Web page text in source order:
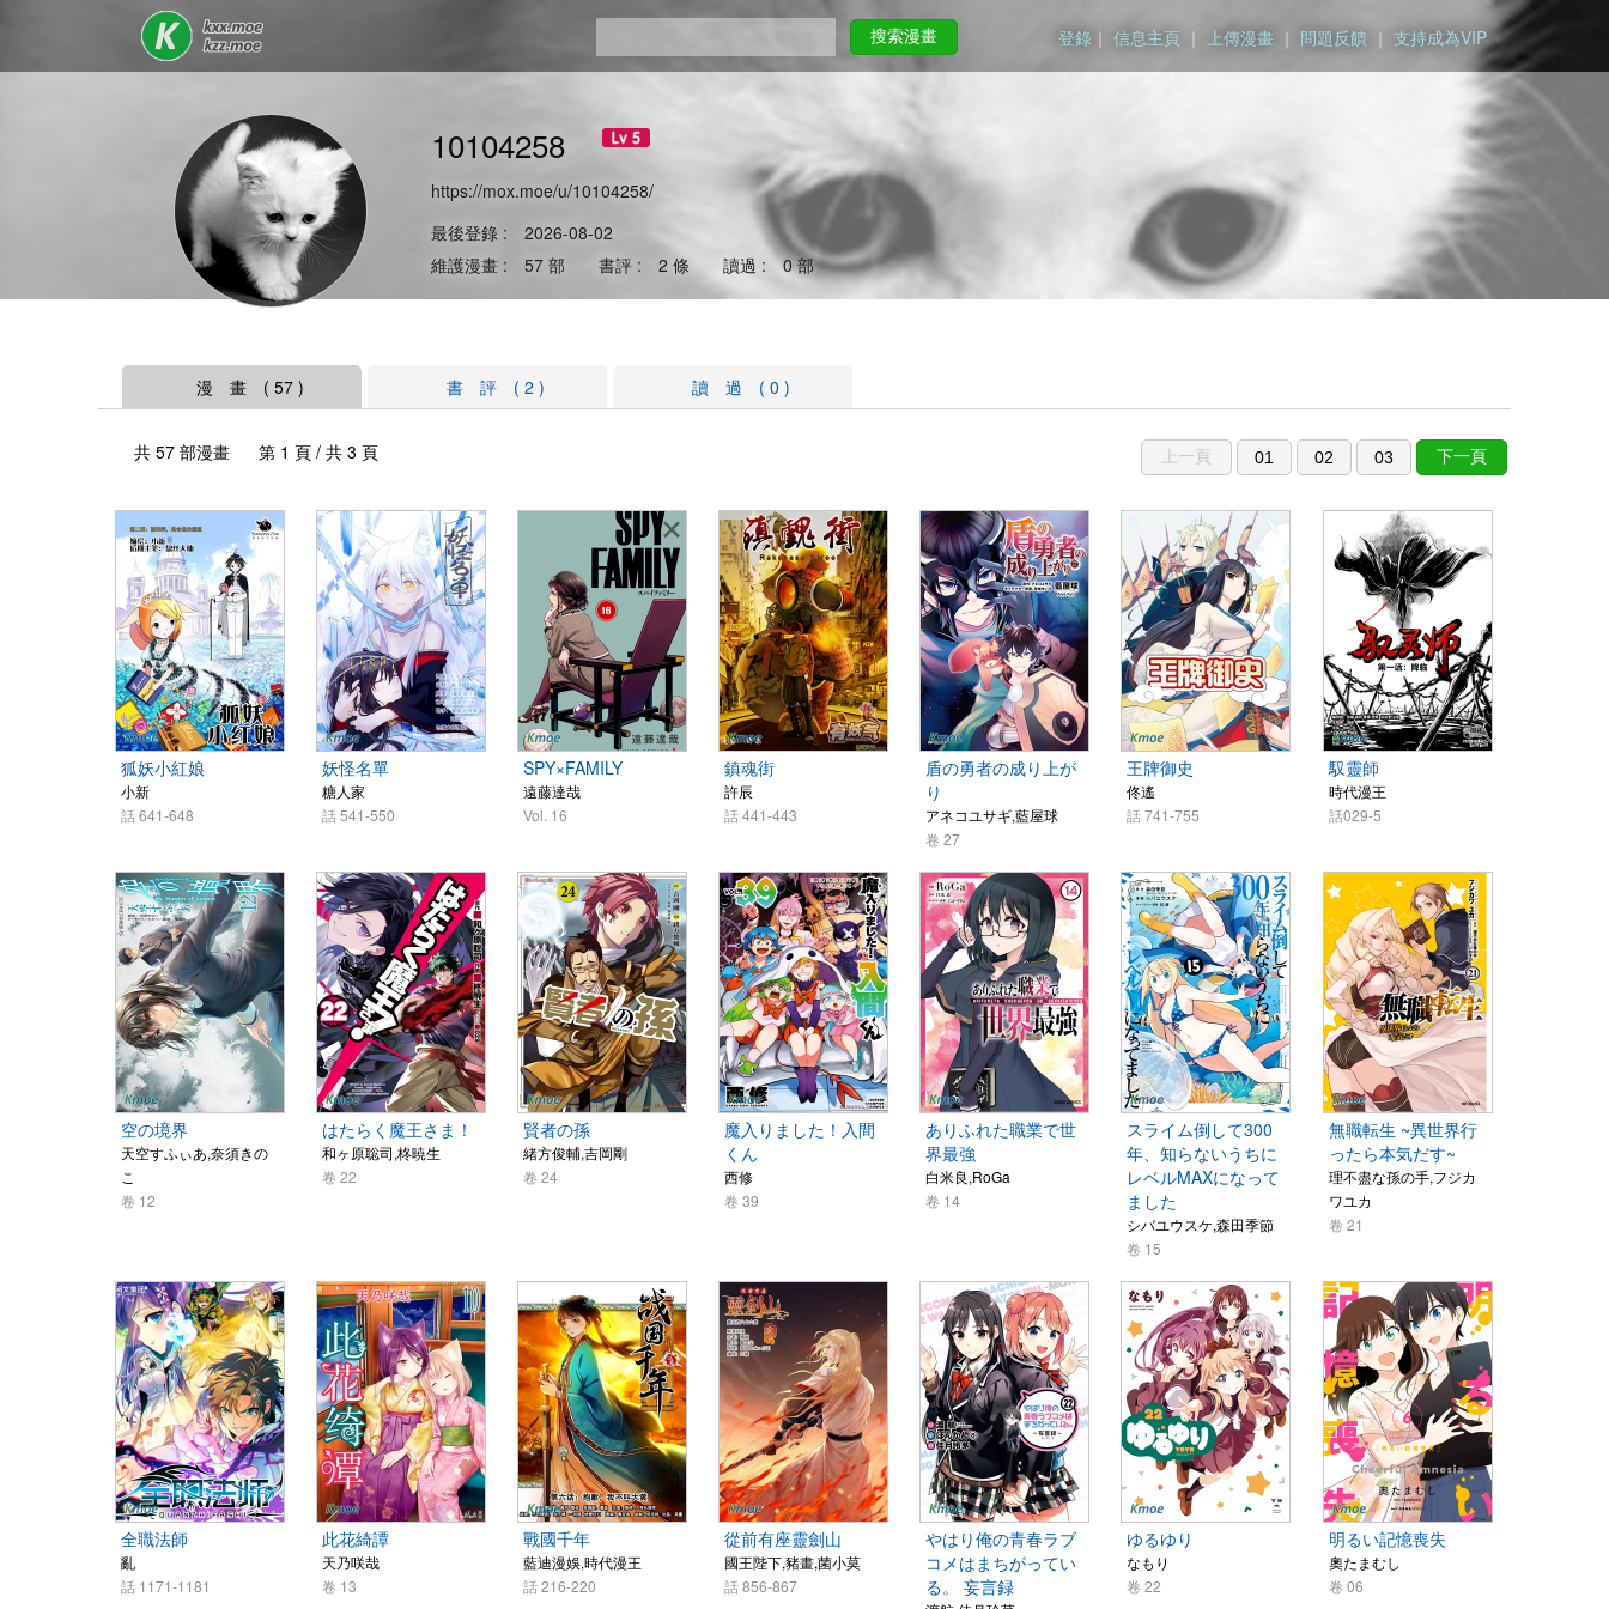
搜索漫畫 登錄 ｜ 信息主頁 ｜ 上傳漫畫 ｜ 問題反饋 ｜ 支持成為VIP
10104258
https://mox.moe/u/10104258/
最後登錄 : 2026-08-02
維護漫畫 : 57 部 書評 : 2 條 讀過 : 0 部
漫 畫 ( 57 ) 書 評 ( 2 ) 讀 過 ( 0 )
共 57 部漫畫 第 1 頁 / 共 3 頁 上一頁 01 02 03 下一頁
狐妖小紅娘
小新
話 641-648
妖怪名單
糖人家
話 541-550
SPY×FAMILY
遠藤達哉
Vol. 16
鎮魂街
許辰
話 441-443
盾の勇者の成り上が
り
アネコユサギ,藍屋球
卷 27
王牌御史
佟遙
話 741-755
馭靈師
時代漫王
話029-5
空の境界
天空すふぃあ,奈須きの
こ
卷 12
はたらく魔王さま！
和ヶ原聡司,柊暁生
卷 22
賢者の孫
緒方俊輔,吉岡剛
卷 24
魔入りました！入間
くん
西修
卷 39
ありふれた職業で世
界最強
白米良,RoGa
卷 14
スライム倒して300
年、知らないうちに
レベルMAXになって
ました
シバユウスケ,森田季節
卷 15
無職転生 ~異世界行
ったら本気だす~
理不盡な孫の手,フジカ
ワユカ
卷 21
全職法師
亂
話 1171-1181
此花綺譚
天乃咲哉
卷 13
戰國千年
藍迪漫娛,時代漫王
話 216-220
從前有座靈劍山
國王陛下,豬畫,菌小莫
話 856-867
やはり俺の青春ラブ
コメはまちがってい
る。 妄言録
ゆるゆり
なもり
卷 22
明るい記憶喪失
奧たまむし
卷 06